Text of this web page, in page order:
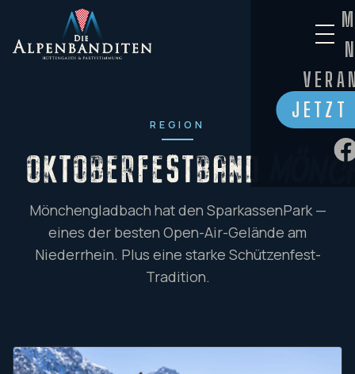
JETZT
REGION
OKTOBERFESTBAND
Mönchengladbach hat den SparkassenPark —
eines der besten Open-Air-Gelände am
Niederrhein. Plus eine starke Schützenfest-
Tradition.